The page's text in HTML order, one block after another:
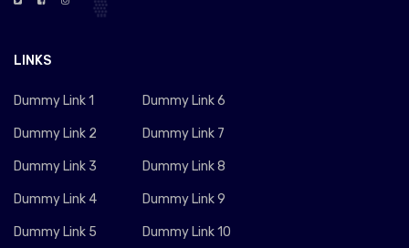
LINKS
Dummy Link 1
Dummy Link 2
Dummy Link 3
Dummy Link 4
Dummy Link 5
Dummy Link 6
Dummy Link 7
Dummy Link 8
Dummy Link 9
Dummy Link 10